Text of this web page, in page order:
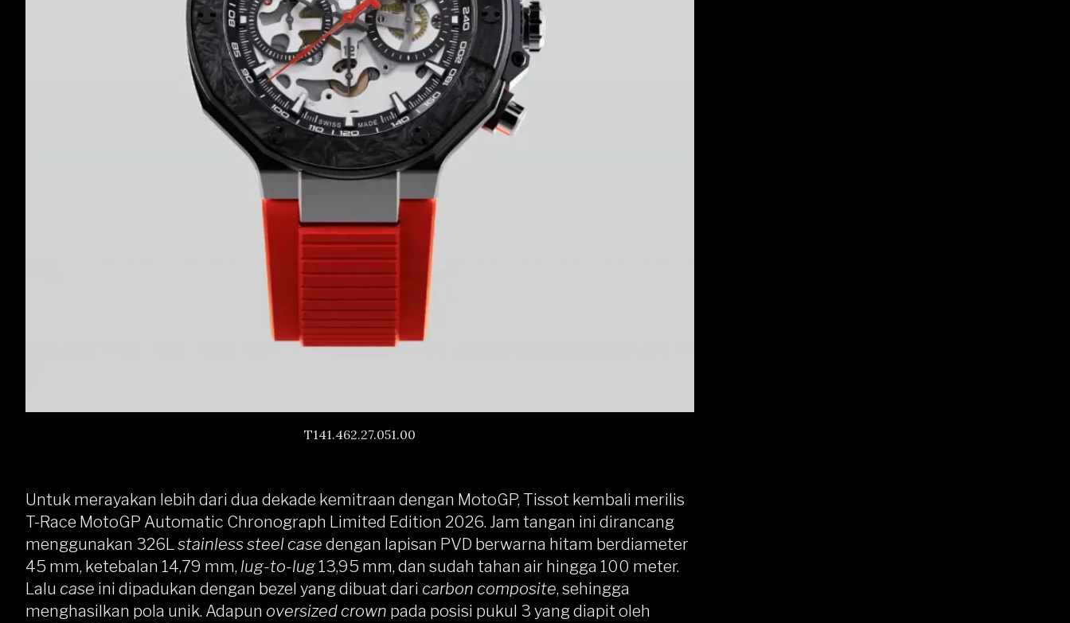
T141.462.27.051.00
Untuk merayakan lebih dari dua dekade kemitraan dengan MotoGP, Tissot kembali merilis
T-Race MotoGP Automatic Chronograph Limited Edition 2026. Jam tangan ini dirancang
menggunakan 326Lstainless steel case dengan lapisan PVD berwarna hitam berdiameter
45 mm, ketebalan 14,79 mm, lug-to-lug 13,95 mm, dan sudah tahan air hingga 100 meter.
Lalu case ini dipadukan dengan bezel yang dibuat dari carbon composite, sehingga
menghasilkan pola unik. Adapun oversized crown pada posisi pukul 3 yang diapit oleh